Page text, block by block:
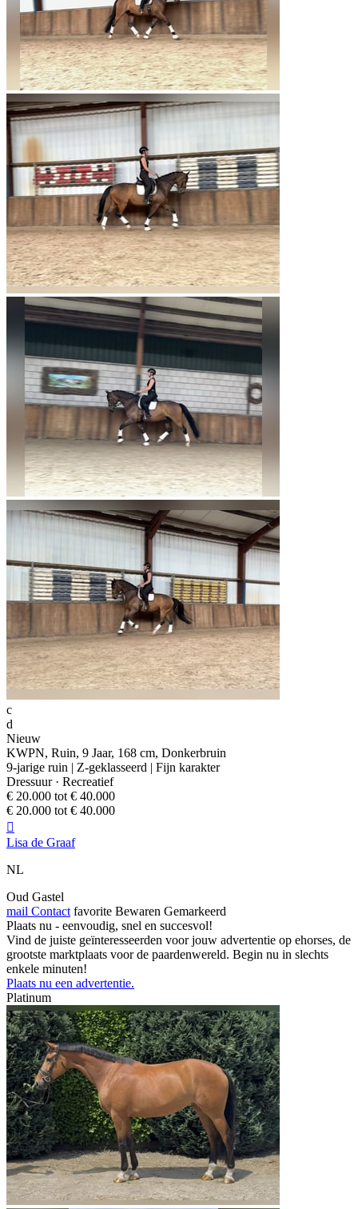
c
d
Nieuw
KWPN, Ruin, 9 Jaar, 168 cm, Donkerbruin
9-jarige ruin | Z-geklasseerd | Fijn karakter
Dressuur · Recreatief
€ 20.000 tot € 40.000
€ 20.000 tot € 40.000

Lisa de Graaf
NL
Oud Gastel
mail Contact favorite Bewaren Gemarkeerd
Plaats nu - eenvoudig, snel en succesvol!
Vind de juiste geïnteresseerden voor jouw advertentie op ehorses, de
grootste marktplaats voor de paardenwereld. Begin nu in slechts
enkele minuten!
Plaats nu een advertentie.
Platinum